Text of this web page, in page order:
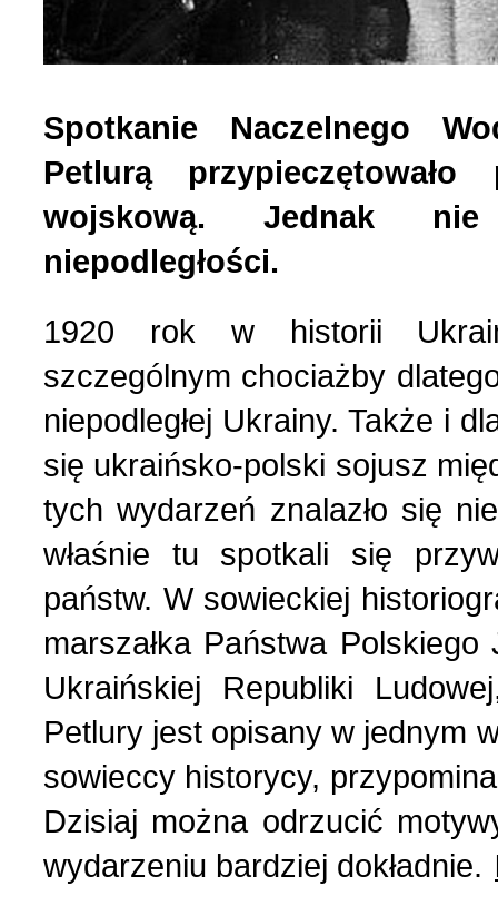
Strona poetycka (1)
Strona religijna (18)
Sylwetki znanych ludzi
U naszych sąsiadów (9)
Wojna rosyjsko-
Wspomnienia (2)
Wybory w Polsce (4)
Wydarzenia (7)
Wydarzenia w Polsce
Wystawy, premiery,
Z Polską i Ukrainą w
Spotkanie Naczelnego
Petlurą przypieczętowało
wojskową. Jednak nie
niepodległości.
1920 rok w historii
szczególnym chociażby
niepodległej Ukrainy. Także i
się ukraińsko-polski sojusz
tych wydarzeń znalazło się
właśnie tu spotkali się
państw. W sowieckiej
marszałka Państwa
Ukraińskiej Republiki
Petlury jest opisany w jednym
sowieccy historycy,
Dzisiaj można odrzucić
wydarzeniu bardziej dokładnie.